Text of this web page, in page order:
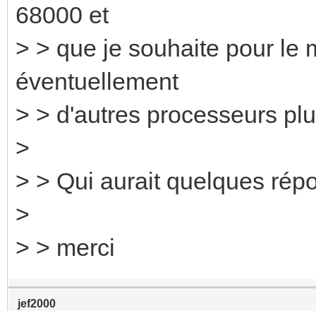
68000 et
> > que je souhaite pour le
éventuellement
> > d'autres processeurs
>
> > Qui aurait quelques
>
> > merci
jef2000